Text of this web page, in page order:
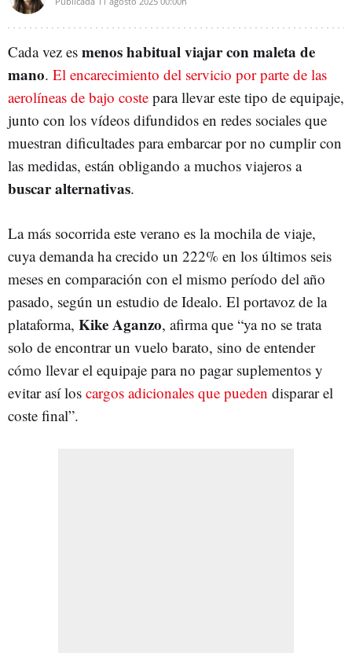
Cada vez es menos habitual viajar con maleta de
mano. El encarecimiento del servicio por parte de las
aerolíneas de bajo coste para llevar este tipo de equipaje,
junto con los vídeos difundidos en redes sociales que
muestran dificultades para embarcar por no cumplir con
las medidas, están obligando a muchos viajeros a
buscar alternativas.
La más socorrida este verano es la mochila de viaje,
cuya demanda ha crecido un 222% en los últimos seis
meses en comparación con el mismo período del año
pasado, según un estudio de Idealo. El portavoz de la
plataforma, Kike Aganzo, afirma que “ya no se trata
solo de encontrar un vuelo barato, sino de entender
cómo llevar el equipaje para no pagar suplementos y
evitar así los cargos adicionales que pueden disparar el
coste final”.